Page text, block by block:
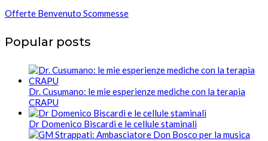
Offerte Benvenuto Scommesse
Popular posts
Dr. Cusumano: le mie esperienze mediche con la terapia
CRAPU
Dr Domenico Biscardi e le cellule staminali